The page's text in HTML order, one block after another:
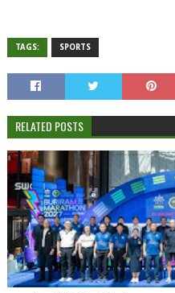
TAGS: SPORTS
RELATED POSTS